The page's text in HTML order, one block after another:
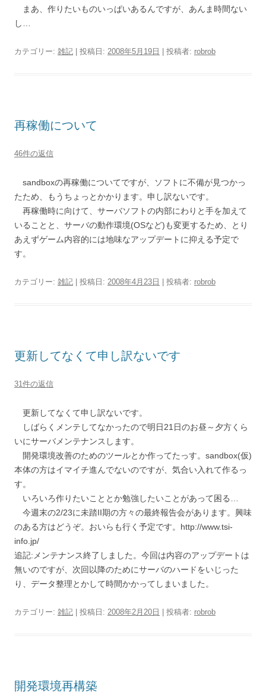
まあ、作りたいものいっぱいあるんですが、あんま時間ない
し…
カテゴリー: 雑記 | 投稿日: 2008年5月19日 投稿者: robrob
再稼働について
46件の返信
sandboxの再稼働についてですが、ソフトに不備が見つかっ
たため、もうちょっとかかります。申し訳ないです。
再稼働時に向けて、サーバソフトの内部にわりと手を加えて
いることと、サーバの動作環境(OSなど)も変更するため、とり
あえずゲーム内容的には地味なアップデートに抑える予定で
す。
カテゴリー: 雑記 | 投稿日: 2008年4月23日 投稿者: robrob
更新してなくて申し訳ないです
31件の返信
更新してなくて申し訳ないです。
しばらくメンテしてなかったので明日21日のお昼～夕方くら
いにサーバメンテナンスします。
開発環境改善のためのツールとか作ってたっす。sandbox(仮)
本体の方はイマイチ進んでないのですが、気合い入れて作るっ
す。
いろいろ作りたいこととか勉強したいことがあって困る…
今週末の2/23に未踏II期の方々の最終報告会があります。興味
のある方はどうぞ。おいらも行く予定です。http://www.tsi-
info.jp/
追記:メンテナンス終了しました。今回は内容のアップデートは
無いのですが、次回以降のためにサーバのハードをいじった
り、データ整理とかして時間かかってしまいました。
カテゴリー: 雑記 | 投稿日: 2008年2月20日 投稿者: robrob
開発環境再構築